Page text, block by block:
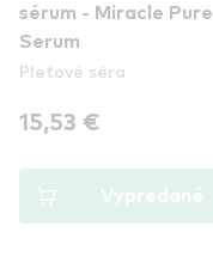
sérum - Miracle Pure
Serum
Pleťové séra
15,53 €
Vypredané